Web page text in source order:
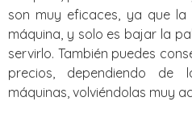
son muy eficaces, ya que
máquina, y solo es bajar la
servirlo. También puedes
precios, dependiendo de
máquinas, volviéndolas muy